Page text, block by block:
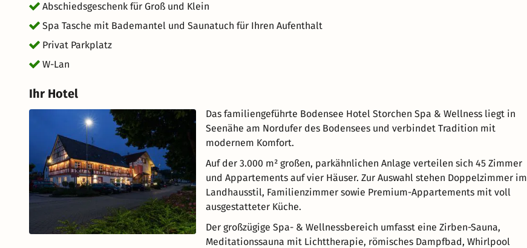
Abschiedsgeschenk für Groß und Klein
Spa Tasche mit Bademantel und Saunatuch für Ihren Aufenthalt
Privat Parkplatz
W-Lan
Ihr Hotel
Das familiengeführte Bodensee Hotel Storchen Spa & Wellness liegt in
Seenähe am Nordufer des Bodensees und verbindet Tradition mit
modernem Komfort.
Auf der 3.000 m² großen, parkähnlichen Anlage verteilen sich 45 Zimmer
und Appartements auf vier Häuser. Zur Auswahl stehen Doppelzimmer im
Landhausstil, Familienzimmer sowie Premium-Appartements mit voll
ausgestatteter Küche.
Der großzügige Spa- & Wellnessbereich umfasst eine Zirben-Sauna,
Meditationssauna mit Lichttherapie, römisches Dampfbad, Whirlpool